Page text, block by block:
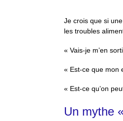
Je crois que si
les troubles
« Vais-je m’en
« Est-ce que mon
« Est-ce qu’on
Un mythe